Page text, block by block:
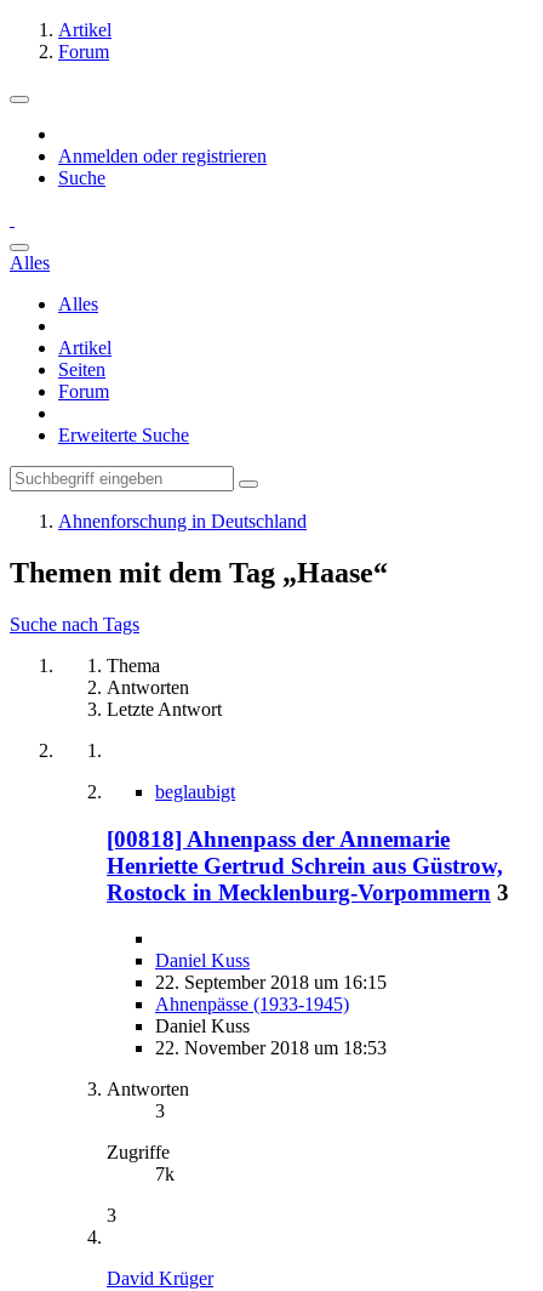
Artikel
Forum
Anmelden oder registrieren
Suche
Alles
Alles
Artikel
Seiten
Forum
Erweiterte Suche
Ahnenforschung in Deutschland
Themen mit dem Tag „Haase“
Suche nach Tags
Thema
Antworten
Letzte Antwort
beglaubigt
[00818] Ahnenpass der Annemarie
Henriette Gertrud Schrein aus Güstrow,
Rostock in Mecklenburg-Vorpommern 3
Daniel Kuss
22. September 2018 um 16:15
Ahnenpässe (1933-1945)
Daniel Kuss
22. November 2018 um 18:53
Antworten
3
Zugriffe
7k
3
David Krüger